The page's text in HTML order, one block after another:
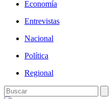
Economía
Entrevistas
Nacional
Política
Regional